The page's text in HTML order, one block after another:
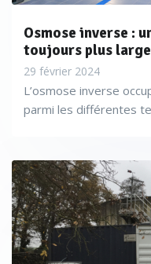
Osmose inverse :
toujours plus large
29 février 2024
L’osmose inverse
parmi les différentes